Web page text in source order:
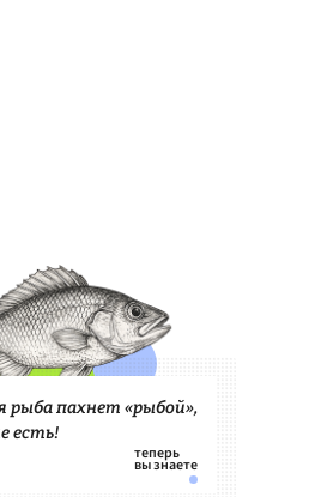
рыба пахнет «рыбой»,
есть!